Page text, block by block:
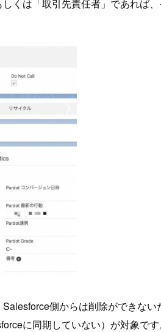
くは「取引先責任者」であれ
側からは削除ができな
に同期していない）が対象です